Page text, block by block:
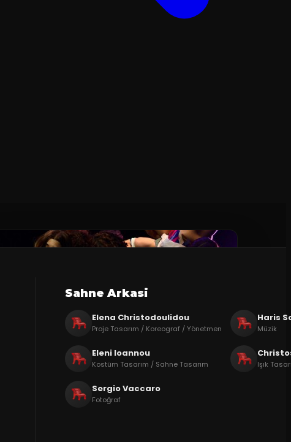
Sahne Arkasi
Elena Christodoulidou
Proje Tasarım / Koreograf / Yönetmen
Haris
Müzik
Eleni Ioannou
Kostüm Tasarım / Sahne Tasarım Işık
Sergio Vaccaro
Fotoğraf